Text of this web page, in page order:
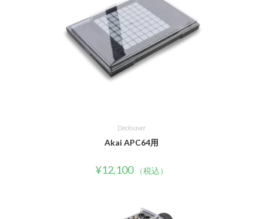
Decksaver
Akai APC64用
¥12,100 （税込）